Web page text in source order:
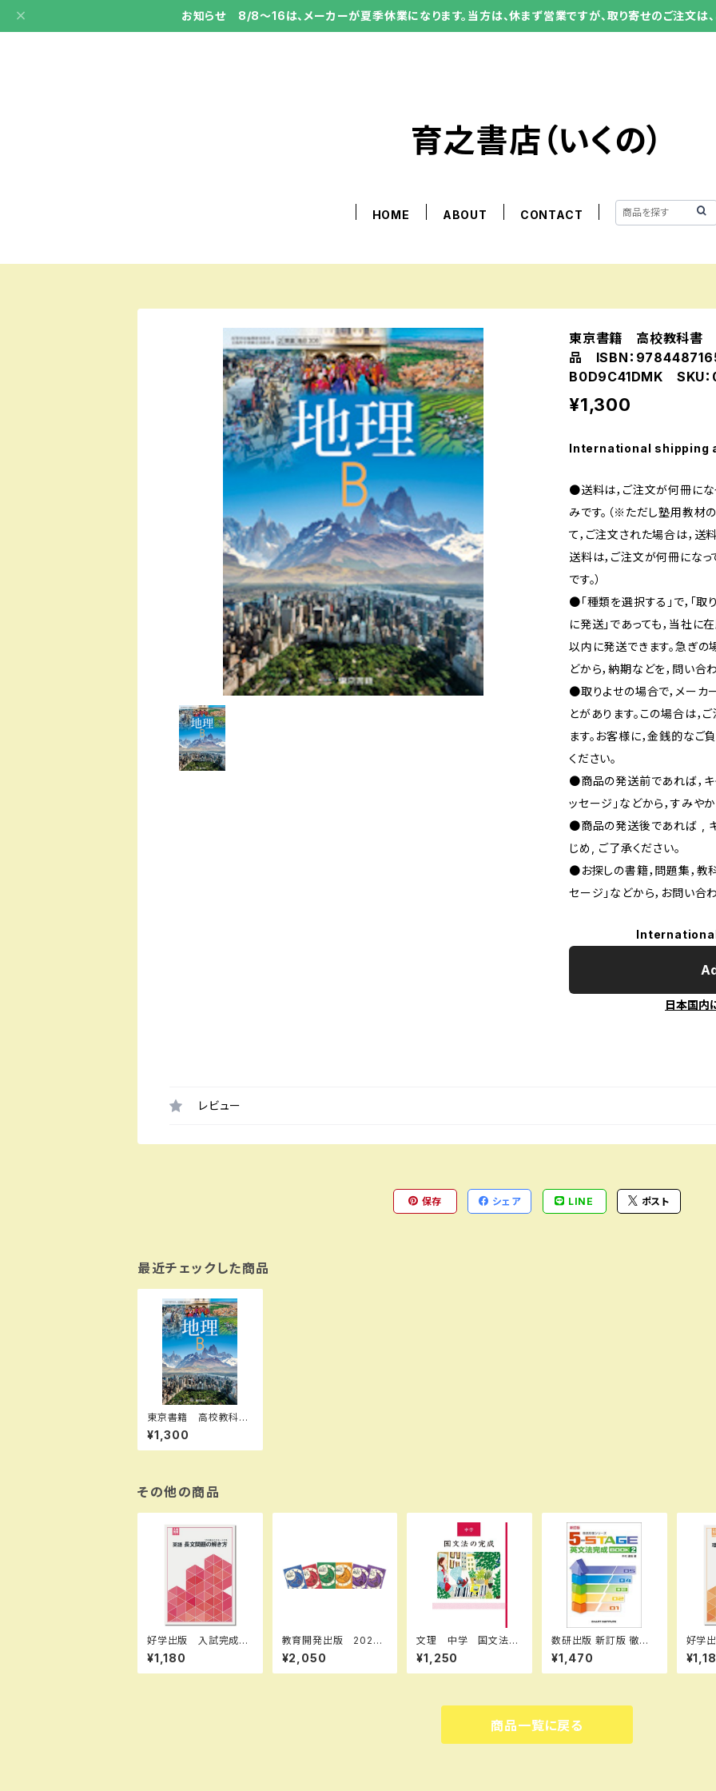
お知らせ 8/8～16は、メーカーが夏季休業になります。当方は、休まず営業ですが、取り寄せのご注文は、
育之書店（いくの）
HOME ABOUT CONTACT
東京書籍 高校教科書
品 ISBN：
B0D9C41DMK SKU
¥1,300
International shipping
●送料は，ご注文が何冊にな
みです。（※ただし塾用教材
て，ご注文された場合は，送
送料は，ご注文が何冊になっ
です。）
●「種類を選択する」で，
に発送」であっても，当社に
以内に発送できます。急ぎの
どから，納期などを，問い合
●取りよせの場合で，メーカ
とがあります。この場合は，
ます。お客様に，金銭的なご
ください。
●商品の発送前であれば，キ
ッセージ」などから，すみやか
●商品の発送後であれば ,
じめ, ご了承ください｡
●お探しの書籍，問題集，教
セージ」などから，お問い合
日本国内
レビュー
保存 シェア LINE ポスト
最近チェックした商品
東京書籍 高校教科
書 地理Ｂ ［教番：地
B306］ 新品 ISBN：
9784487165209 I
68
¥1,300
その他の商品
好学出版 入試完成シ
リーズ 英語 長文問
題の解き方 2026年
度版 新品完全セッ
¥1,180
教育開発出版 2026
年度版 新中学問題
集 数学 中1～3 標
準編 各学年（選択くだ
¥2,050
文理 中学 国文法の
完成 2026年度版
新品完全セット
¥1,250
数研出版 新訂版 徹底
反復シリーズ 《5-STA
GE》 英文法完成 BOO
K 2 新品 問題集本
1039522X SKU：00
¥1,470
好学
リー
題の
版 新
商品一覧に戻る